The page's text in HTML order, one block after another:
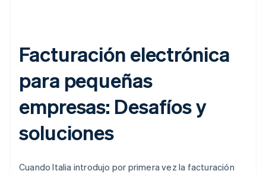
Facturación electrónica
para pequeñas
empresas: Desafíos y
soluciones
Cuando Italia introdujo por primera vez la facturación